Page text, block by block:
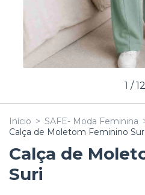
1 /12
Início > SAFE- Moda Feminina
Calça de Moletom Feminino Suri
Calça de
Suri